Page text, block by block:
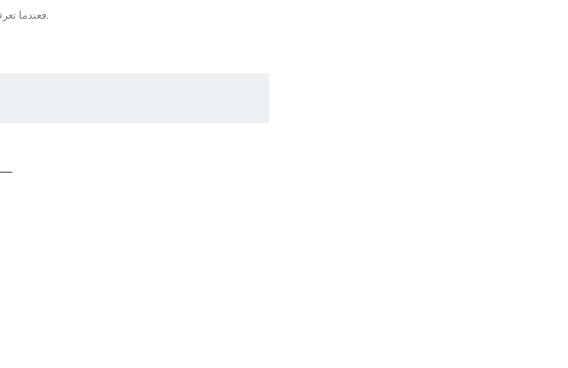
فعندما تعرف متوسط سعر الأريكة أو غرفة النوم المستعملة، ستتجنب دفع مبالغ زائدة.